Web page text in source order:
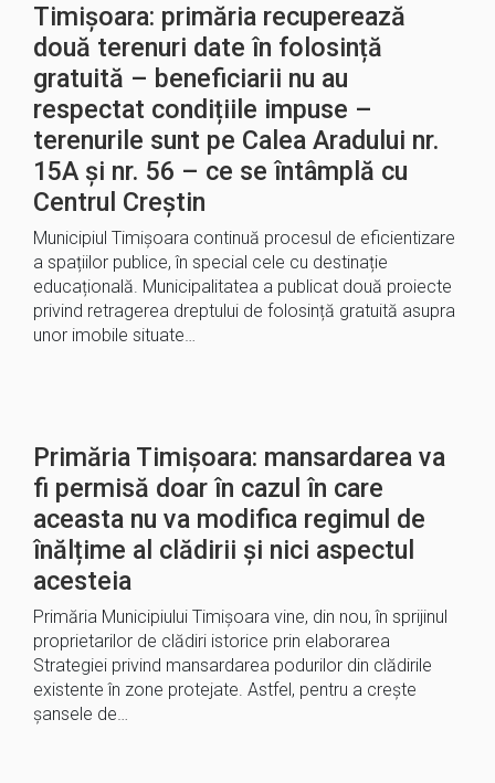
Timișoara: primăria recuperează
două terenuri date în folosință
gratuită – beneficiarii nu au
respectat condițiile impuse –
terenurile sunt pe Calea Aradului nr.
15A și nr. 56 – ce se întâmplă cu
Centrul Creștin
Municipiul Timișoara continuă procesul de eficientizare
a spațiilor publice, în special cele cu destinație
educațională. Municipalitatea a publicat două proiecte
privind retragerea dreptului de folosință gratuită asupra
unor imobile situate…
Primăria Timișoara: mansardarea va
fi permisă doar în cazul în care
aceasta nu va modifica regimul de
înălțime al clădirii și nici aspectul
acesteia
Primăria Municipiului Timișoara vine, din nou, în sprijinul
proprietarilor de clădiri istorice prin elaborarea
Strategiei privind mansardarea podurilor din clădirile
existente în zone protejate. Astfel, pentru a crește
șansele de…